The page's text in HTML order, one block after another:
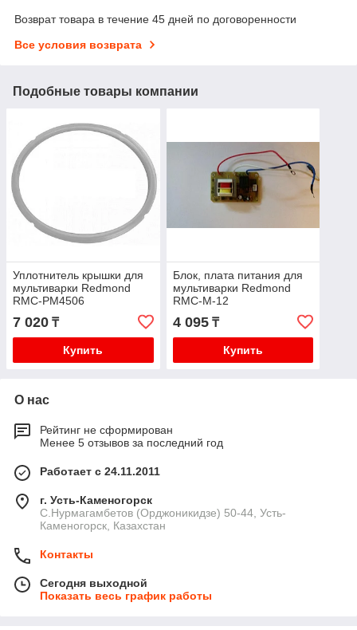
Возврат товара в течение 45 дней по договоренности
Все условия возврата
Подобные товары компании
Уплотнитель крышки для
мультиварки Redmond
RMC-PM4506
7 020 ₸
Купить
Блок, плата питания для
мультиварки Redmond
RMC-M-12
4 095₸
Купить
О нас
Рейтинг не сформирован
Менее 5 отзывов за последний год
Работает с 24.11.2011
г. Усть-Каменогорск
С.Нурмагамбетов (Орджоникидзе) 50-44, Усть-
Каменогорск, Казахстан
Контакты
Сегодня выходной
Показать весь график работы